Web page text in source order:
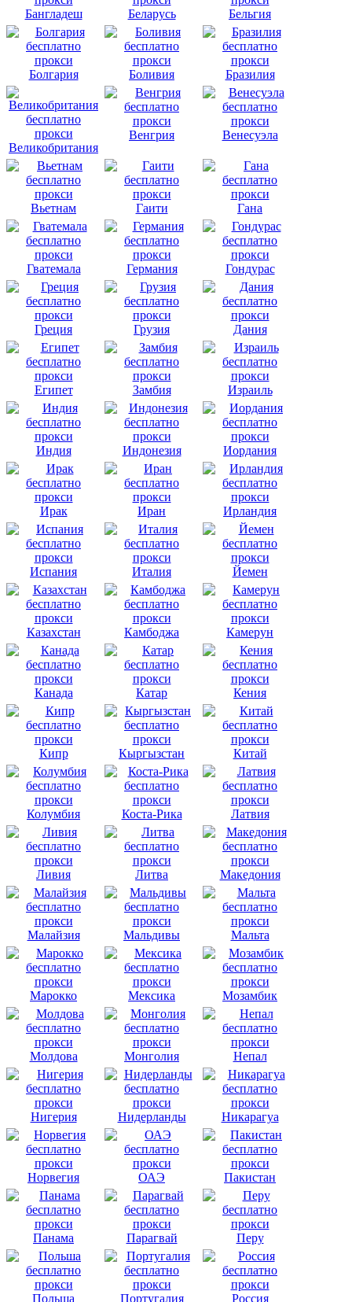
Бангладеш Беларусь Бельгия
Болгария Боливия Бразилия
Великобритания
Венгрия Венесуэла
Вьетнам Гаити Гана
Гватемала Германия Гондурас
Греция Грузия Дания
Египет Замбия Израиль
Индия Индонезия Иордания
Ирак Иран Ирландия
Испания Италия Йемен
Казахстан Камбоджа Камерун
Канада Катар Кения
Кипр Кыргызстан Китай
Колумбия Коста-Рика Латвия
Ливия Литва Македония
Малайзия Мальдивы Мальта
Марокко Мексика Мозамбик
Молдова Монголия Непал
Нигерия Нидерланды Никарагуа
Норвегия ОАЭ Пакистан
Панама Парагвай Перу
Польша Португалия Россия